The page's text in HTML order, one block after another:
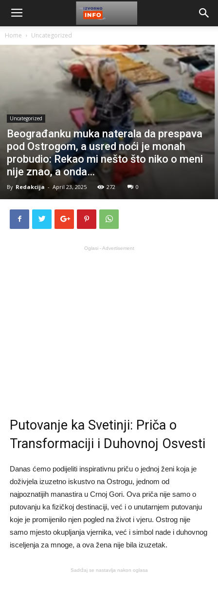
Home Uncategorized
Uncategorized
Beograđanku muka naterala da prespava
pod Ostrogom, a usred noći je monah
probudio: Rekao mi nešto što niko o meni
nije znao, a onda…
By Redakcija - April 23, 2025 272 0
Oglasi - Advertisement
Putovanje ka Svetinji: Priča o
Transformaciji i Duhovnoj Osvesti
Danas ćemo podijeliti inspirativnu priču o jednoj ženi koja je
doživjela izuzetno iskustvo na Ostrogu, jednom od
najpoznatijih manastira u Crnoj Gori. Ova priča nije samo o
putovanju ka fizičkoj destinaciji, već i o unutarnjem putovanju
koje je promijenilo njen pogled na život i vjeru. Ostrog nije
samo mjesto okupljanja vjernika, već i simbol nade i duhovnog
isceljenja za mnoge, a ova žena nije bila izuzetak.
Sadržaj se nastavlja nakon oglasa